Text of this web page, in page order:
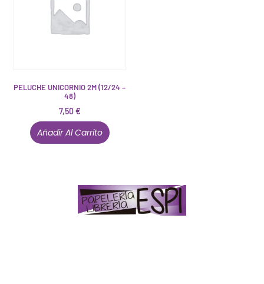
PELUCHE UNICORNIO 2M (12/24 –
48)
7,50€
Añadir Al Carrito